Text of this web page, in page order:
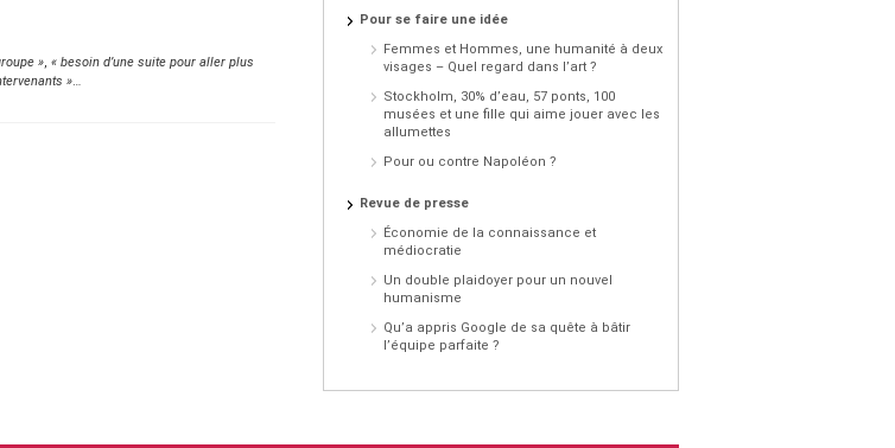
», « besoin d’une suite pour aller plus
»…
Pour se faire une idée
Femmes et Hommes, une humanité à deux
visages – Quel regard dans l’art ?
Stockholm, 30% d’eau, 57 ponts, 100
musées et une fille qui aime jouer avec les
allumettes
Pour ou contre Napoléon ?
Revue de presse
Économie de la connaissance et
médiocratie
Un double plaidoyer pour un nouvel
humanisme
Qu’a appris Google de sa quête à bâtir
l’équipe parfaite ?